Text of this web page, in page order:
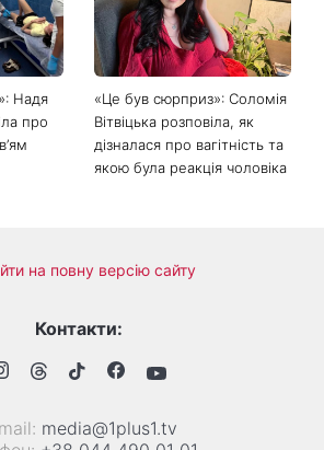
Надя
про
«Це був сюрприз»: Соломія
Вітвіцька розповіла, як
дізналася про вагітність та
якою була реакція чоловіка
на повну версію сайту
Контакти:
media@1plus1.tv